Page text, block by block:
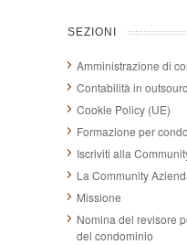
SEZIONI
Amministrazione di
Contabilità in
Cookie Policy (UE)
Formazione per
Iscriviti alla
La Community
Missione
Nomina del revisore
del condominio